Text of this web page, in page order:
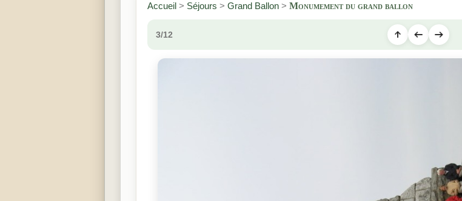
Accueil> Séjours > Grand Ballon> Monumement du grand ballon
3/12